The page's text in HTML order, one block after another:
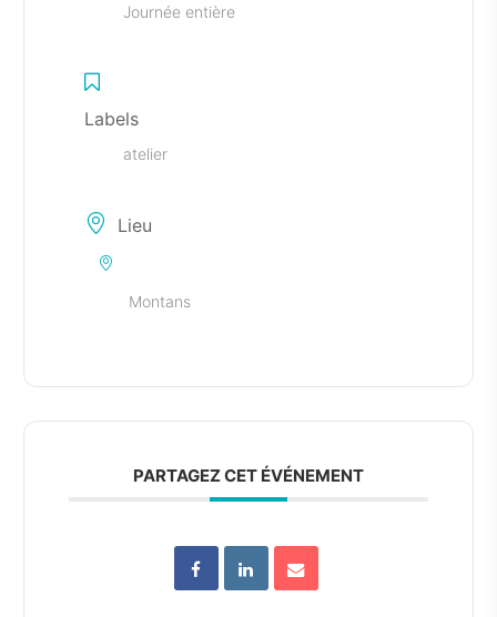
Journée entière
Labels
atelier
Lieu
Montans
PARTAGEZ CET ÉVÉNEMENT